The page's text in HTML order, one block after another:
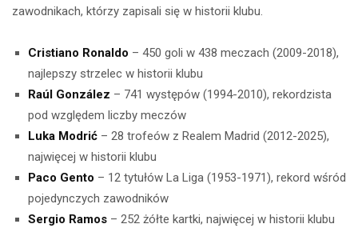
zawodnikach, którzy zapisali się w historii klubu.
Cristiano Ronaldo – 450 goli w 438 meczach (2009-2018),
najlepszy strzelec w historii klubu
Raúl González – 741 występów (1994-2010), rekordzista
pod względem liczby meczów
Luka Modrić – 28 trofeów z Realem Madrid (2012-2025),
najwięcej w historii klubu
Paco Gento – 12 tytułów La Liga (1953-1971), rekord wśród
pojedynczych zawodników
Sergio Ramos – 252 żółte kartki, najwięcej w historii klubu